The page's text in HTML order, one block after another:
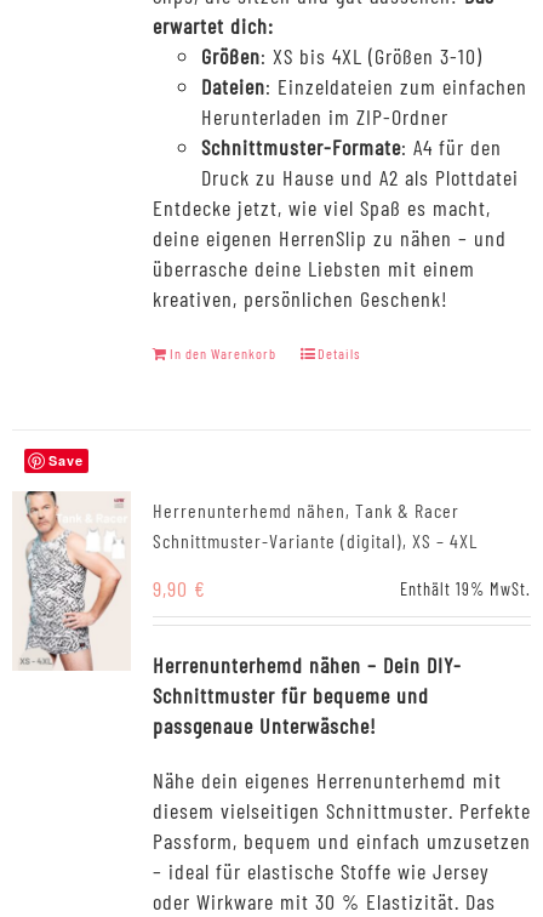
erwartet dich:
Größen: XS bis 4XL (Größen 3-10)
Dateien: Einzeldateien zum einfachen
Herunterladen im ZIP-Ordner
Schnittmuster-Formate: A4 für den
Druck zu Hause und A2 als Plottdatei
Entdecke jetzt, wie viel Spaß es macht,
deine eigenen HerrenSlip zu nähen – und
überrasche deine Liebsten mit einem
kreativen, persönlichen Geschenk!
In den Warenkorb Details
Save
Herrenunterhemd nähen, Tank & Racer
Schnittmuster-Variante (digital), XS – 4XL
9,90 € Enthält 19% MwSt.
Herrenunterhemd nähen – Dein DIY-
Schnittmuster für bequeme und
passgenaue Unterwäsche!
Nähe dein eigenes Herrenunterhemd mit
diesem vielseitigen Schnittmuster. Perfekte
Passform, bequem und einfach umzusetzen
– ideal für elastische Stoffe wie Jersey
oder Wirkware mit 30 % Elastizität. Das